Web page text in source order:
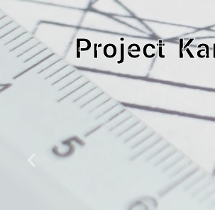
Project